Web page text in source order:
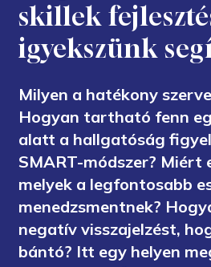
skillek
igyekszünk
Milyen a hatékony
Hogyan tartható fenn
alatt a hallgatóság
SMART-módszer? Miért
melyek a legfontosabb
menedzsmentnek?
negatív visszajelzést,
bántó? Itt egy helyen